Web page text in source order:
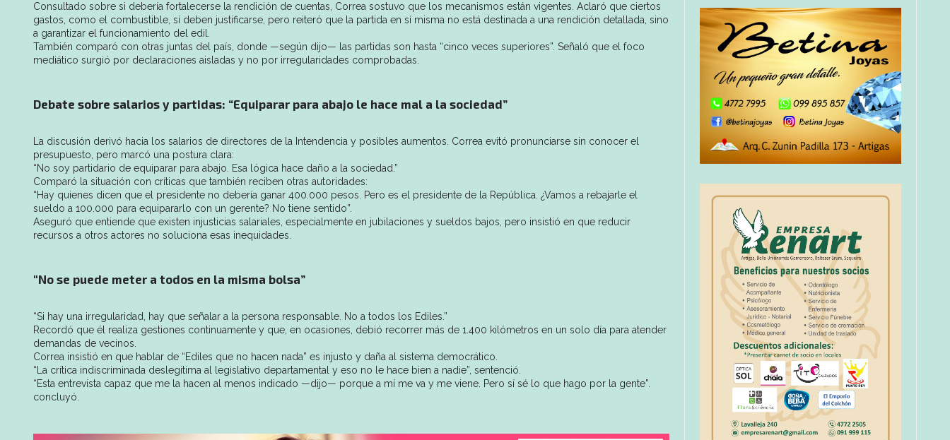
Consultado sobre si debería fortalecerse la rendición de cuentas, Correa sostuvo que los mecanismos están vigentes. Aclaró que ciertos
gastos, como el combustible, sí deben justificarse, pero reiteró que la partida en sí misma no está destinada a una rendición detallada, sino
a garantizar el funcionamiento del edil.
También comparó con otras juntas del país, donde —según dijo— las partidas son hasta “cinco veces superiores”. Señaló que el foco
mediático surgió por declaraciones aisladas y no por irregularidades comprobadas.
Debate sobre salarios y partidas: “Equiparar para abajo le hace mal a la sociedad”
La discusión derivó hacia los salarios de directores de la Intendencia y posibles aumentos. Correa evitó pronunciarse sin conocer el
presupuesto, pero marcó una postura clara:
“No soy partidario de equiparar para abajo. Esa lógica hace daño a la sociedad.”
Comparó la situación con críticas que también reciben otras autoridades:
“Hay quienes dicen que el presidente no debería ganar 400.000 pesos. Pero es el presidente de la República. ¿Vamos a rebajarle el
sueldo a 100.000 para equipararlo con un gerente? No tiene sentido”.
Aseguró que entiende que existen injusticias salariales, especialmente en jubilaciones y sueldos bajos, pero insistió en que reducir
recursos a otros actores no soluciona esas inequidades.
"No se puede meter a todos en la misma bolsa”
“Si hay una irregularidad, hay que señalar a la persona responsable. No a todos los Ediles.”
Recordó que él realiza gestiones continuamente y que, en ocasiones, debió recorrer más de 1.400 kilómetros en un solo día para atender
demandas de vecinos.
Correa insistió en que hablar de “Ediles que no hacen nada” es injusto y daña al sistema democrático.
“La crítica indiscriminada deslegitima al legislativo departamental y eso no le hace bien a nadie”, sentenció.
“Esta entrevista capaz que me la hacen al menos indicado —dijo— porque a mí me va y me viene. Pero sí sé lo que hago por la gente”.
concluyó.